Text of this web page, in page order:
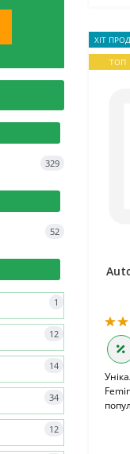
329
52
1
12
14
34
12
ХІТ
ТОП